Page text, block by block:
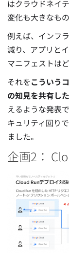
はクラウドネイ
変化も大きなも
例えば、インフ
減り、アプリと
マニフェストは
それをこういう
の知見を共有し
えるような発表
キュリティ回り
ました。
企画2：